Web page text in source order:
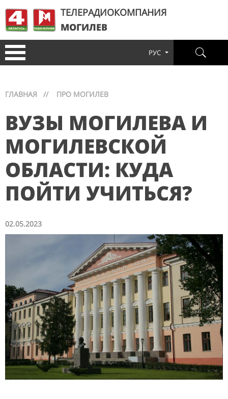
ТЕЛЕРАДИОКОМПАНИЯ
МОГИЛЕВ
РУС
ГЛАВНАЯ // ПРО МОГИЛЕВ
ВУЗЫ МОГИЛЕВА И
МОГИЛЕВСКОЙ
ОБЛАСТИ: КУДА
ПОЙТИ УЧИТЬСЯ?
02.05.2023